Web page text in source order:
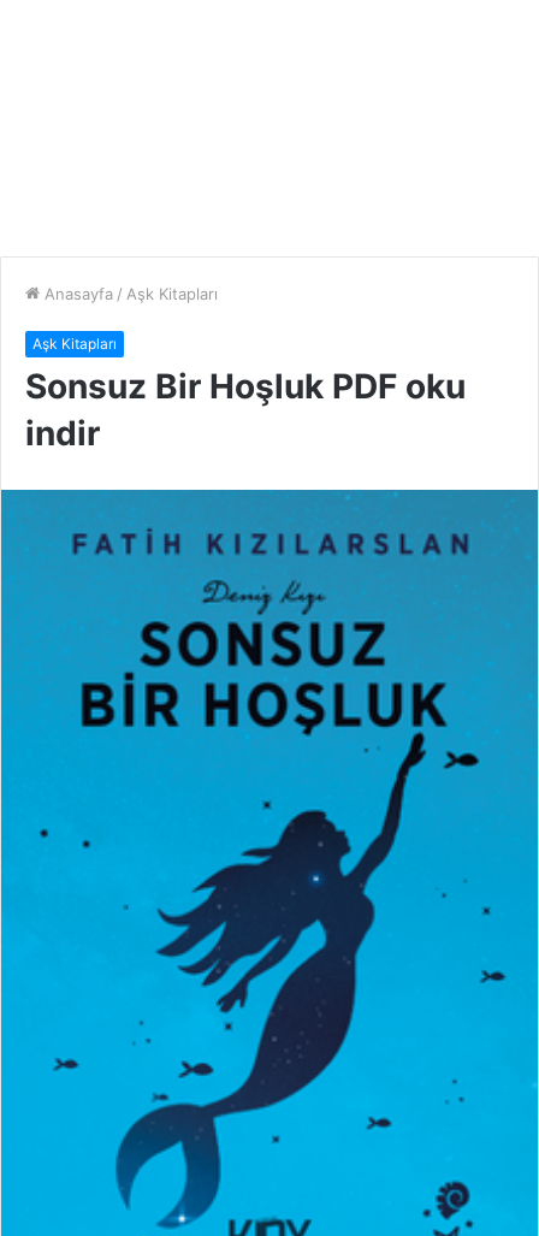
Anasayfa / Aşk Kitapları
Aşk Kitapları
Sonsuz Bir Hoşluk PDF oku
indir